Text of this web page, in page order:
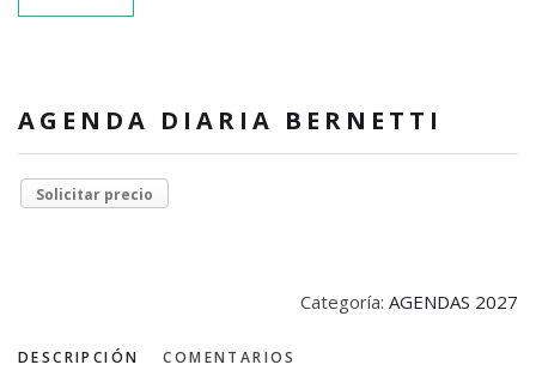
AGENDA DIARIA BERNETTI
Solicitar precio
Categoría: AGENDAS 2027
DESCRIPCIÓN COMENTARIOS